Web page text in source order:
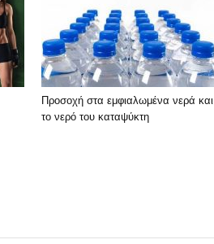
Προσοχή στα εμφιαλωμένα νερά και
το νερό του καταψύκτη